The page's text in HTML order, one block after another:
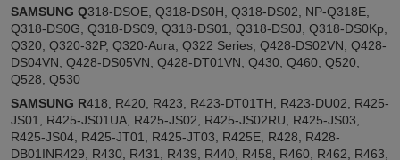
SAMSUNG Q318-DSOE, Q318-DS0H, Q318-DS02, NP-Q318E,
Q318-DS0G, Q318-DS09, Q318-DS01, Q318-DS0J, Q318-DS0Kp,
Q320, Q320-32P, Q320-Aura, Q322 Series, Q428-DS02VN, Q428-
DS04VN, Q428-DS05VN, Q428-DT01VN, Q430, Q460, Q520,
Q528, Q530
SAMSUNG R418, R420, R423, R423-DT01TH, R423-DU02, R425-
JS01, R425-JS01UA, R425-JS02, R425-JS02RU, R425-JS03,
R425-JS04, R425-JT01, R425-JT03, R425E, R428, R428-
DB01INR429, R430, R431, R439, R440, R458, R460, R462, R463,